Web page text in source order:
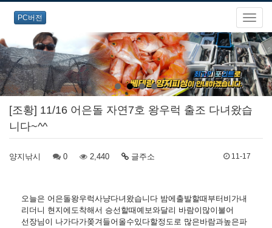
PC버전
[조황] 11/16 어은돌 자연7호 왕우럭 출조 다녀왔습
니다~^^
양지낚시 0 2,440 글주소 11-17
오늘은 어은돌왕우럭사냥다녀왔습니다 밤에출발할때부터비가내
리더니 현지에도착해서 승선할때예보와달리 바람이많이불어
선장님이 나가다가쫒겨들어올수있다할정도로 많은바람과높은파